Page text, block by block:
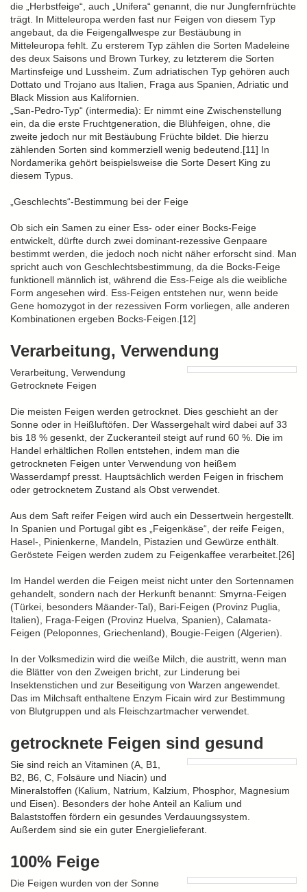
die „Herbstfeige“, auch „Unifera“ genannt, die nur Jungfernfrüchte
trägt. In Mitteleuropa werden fast nur Feigen von diesem Typ
angebaut, da die Feigengallwespe zur Bestäubung in
Mitteleuropa fehlt. Zu ersterem Typ zählen die Sorten Madeleine
des deux Saisons und Brown Turkey, zu letzterem die Sorten
Martinsfeige und Lussheim. Zum adriatischen Typ gehören auch
Dottato und Trojano aus Italien, Fraga aus Spanien, Adriatic und
Black Mission aus Kalifornien.
„San-Pedro-Typ“ (intermedia): Er nimmt eine Zwischenstellung
ein, da die erste Fruchtgeneration, die Blühfeigen, ohne, die
zweite jedoch nur mit Bestäubung Früchte bildet. Die hierzu
zählenden Sorten sind kommerziell wenig bedeutend.[11] In
Nordamerika gehört beispielsweise die Sorte Desert King zu
diesem Typus.
„Geschlechts“-Bestimmung bei der Feige
Ob sich ein Samen zu einer Ess- oder einer Bocks-Feige
entwickelt, dürfte durch zwei dominant-rezessive Genpaare
bestimmt werden, die jedoch noch nicht näher erforscht sind. Man
spricht auch von Geschlechtsbestimmung, da die Bocks-Feige
funktionell männlich ist, während die Ess-Feige als die weibliche
Form angesehen wird. Ess-Feigen entstehen nur, wenn beide
Gene homozygot in der rezessiven Form vorliegen, alle anderen
Kombinationen ergeben Bocks-Feigen.[12]
Verarbeitung, Verwendung
Verarbeitung, Verwendung
Getrocknete Feigen
Die meisten Feigen werden getrocknet. Dies geschieht an der
Sonne oder in Heißluftöfen. Der Wassergehalt wird dabei auf 33
bis 18 % gesenkt, der Zuckeranteil steigt auf rund 60 %. Die im
Handel erhältlichen Rollen entstehen, indem man die
getrockneten Feigen unter Verwendung von heißem
Wasserdampf presst. Hauptsächlich werden Feigen in frischem
oder getrocknetem Zustand als Obst verwendet.
Aus dem Saft reifer Feigen wird auch ein Dessertwein hergestellt.
In Spanien und Portugal gibt es „Feigenkäse“, der reife Feigen,
Hasel-, Pinienkerne, Mandeln, Pistazien und Gewürze enthält.
Geröstete Feigen werden zudem zu Feigenkaffee verarbeitet.[26]
Im Handel werden die Feigen meist nicht unter den Sortennamen
gehandelt, sondern nach der Herkunft benannt: Smyrna-Feigen
(Türkei, besonders Mäander-Tal), Bari-Feigen (Provinz Puglia,
Italien), Fraga-Feigen (Provinz Huelva, Spanien), Calamata-
Feigen (Peloponnes, Griechenland), Bougie-Feigen (Algerien).
In der Volksmedizin wird die weiße Milch, die austritt, wenn man
die Blätter von den Zweigen bricht, zur Linderung bei
Insektenstichen und zur Beseitigung von Warzen angewendet.
Das im Milchsaft enthaltene Enzym Ficain wird zur Bestimmung
von Blutgruppen und als Fleischzartmacher verwendet.
getrocknete Feigen sind gesund
Sie sind reich an Vitaminen (A, B1,
B2, B6, C, Folsäure und Niacin) und
Mineralstoffen (Kalium, Natrium, Kalzium, Phosphor, Magnesium
und Eisen). Besonders der hohe Anteil an Kalium und
Balaststoffen fördern ein gesundes Verdauungssystem.
Außerdem sind sie ein guter Energielieferant.
100% Feige
Die Feigen wurden von der Sonne